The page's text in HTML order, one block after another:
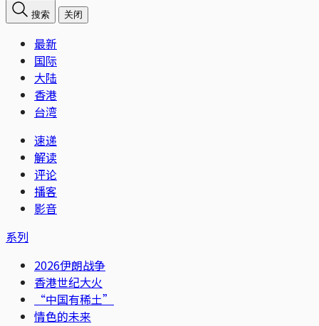
搜索 关闭
最新
国际
大陆
香港
台湾
速递
解读
评论
播客
影音
系列
2026伊朗战争
香港世纪大火
“中国有稀土”
情色的未来